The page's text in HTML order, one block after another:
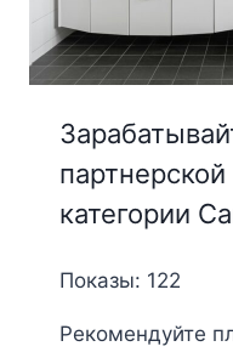
категории
Показы: 122
Рекомендуйте